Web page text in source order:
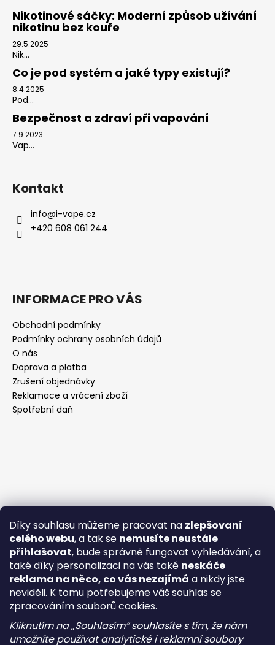
Díky souhlasu můžeme pracovat na zlepšovaní
celého webu, a tak se nemusíte neustále
přihlašovat, bude správně fungovat vyhledávání, a
také díky personalizaci na vás také neskáče
reklama na něco, co vás nezajímá a nikdy jste
neviděli. K tomu potřebujeme váš souhlas se
zpracováním souborů cookies.
Kliknutím na „Souhlasím“ souhlasíte s tím, že nám
umožníte používat analytické i reklamní soubory
Nikotinové sáčky: Moderní způsob užívání
nikotinu bez kouře
29.5.2025
Nik...
Co je pod systém a jaké typy existují?
8.4.2025
Pod...
Bezpečnost a zdraví při vapování
7.9.2023
Vap...
Kontakt
info@i-vape.cz
+420 608 061 244
INFORMACE PRO VÁS
Obchodní podmínky
Podmínky ochrany osobních údajů
O nás
Doprava a platba
Zrušení objednávky
Reklamace a vrácení zboží
Spotřební daň